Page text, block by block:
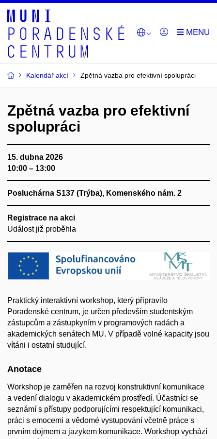
Kalendář akcí Zpětná vazba pro efektivní spolupráci
Zpětná vazba pro efektivní
spolupráci
15. dubna 2026
10:00 – 13:00
Posluchárna S137 (Trýba), Komenského nám. 2
Registrace na akci
Událost již proběhla
Praktický interaktivní workshop, který připravilo
Poradenské centrum, je určen především studentským
zástupcům a zástupkyním v programových radách a
akademických senátech MU. V případě volné kapacity jsou
vítáni i ostatní studující.
Anotace
Workshop je zaměřen na rozvoj konstruktivní komunikace
a vedení dialogu v akademickém prostředí. Účastníci se
seznámí s přístupy podporujícími respektující komunikaci,
práci s emocemi a vědomé vystupování včetně práce s
prvním dojmem a jazykem komunikace. Workshop vychází